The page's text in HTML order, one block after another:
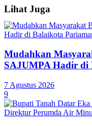
Lihat Juga
Mudahkan
SAJUMPA Hadir di
7 Agustus 2026
9